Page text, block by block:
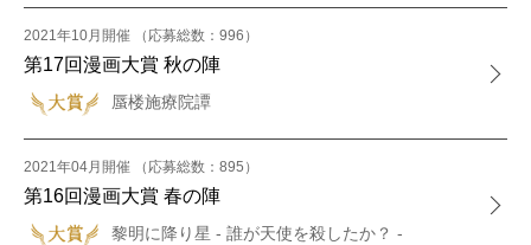
2021年10月開催 （応募総数：996）
第17回漫画大賞 秋の陣
蜃楼施療院譚
2021年04月開催 （応募総数：895）
第16回漫画大賞 春の陣
黎明に降り星 - 誰が天使を殺したか？ -